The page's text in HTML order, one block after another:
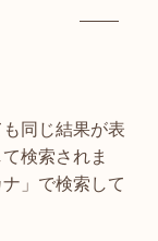
同じ結果が表
検索されま
」で検索して